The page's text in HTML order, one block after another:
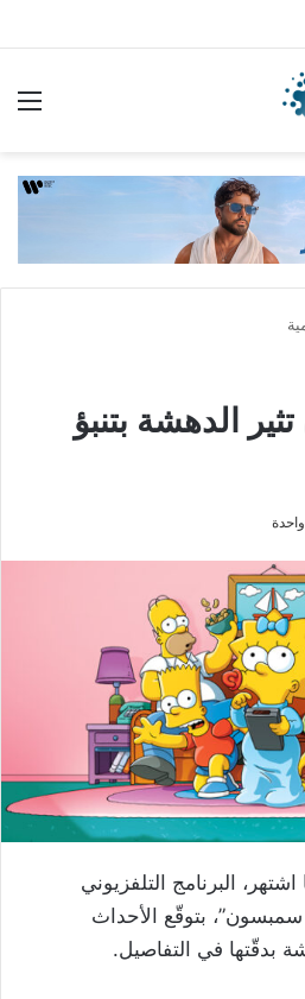
الدهشة بتنبؤ
اشتهر، البرنامج التلفزيوني
سمبسون”، بتوقّع الأحداث
بدقّتها في التفاصيل.